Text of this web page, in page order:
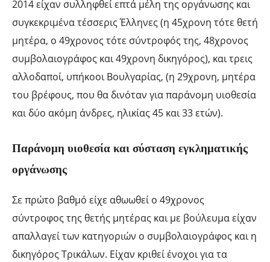
2014 είχαν συλληφθεί επτά μέλη της οργάνωσης και
συγκεκριμένα τέσσερις Έλληνες (η 45χρονη τότε θετή
μητέρα, ο 49χρονος τότε σύντροφός της, 48χρονος
συμβολαιογράφος και 49χρονη δικηγόρος), και τρεις
αλλοδαποί, υπήκοοι Βουλγαρίας, (η 29χρονη, μητέρα
του βρέφους, που θα δινόταν για παράνομη υιοθεσία
και δύο ακόμη άνδρες, ηλικίας 45 και 33 ετών).
Παράνομη υιοθεσία και σύσταση εγκληματικής
οργάνωσης
Σε πρώτο βαθμό είχε αθωωθεί ο 49χρονος
σύντροφος της θετής μητέρας και με βούλευμα είχαν
απαλλαγεί των κατηγοριών ο συμβολαιογράφος και η
δικηγόρος Τρικάλων. Είχαν κριθεί ένοχοι για τα